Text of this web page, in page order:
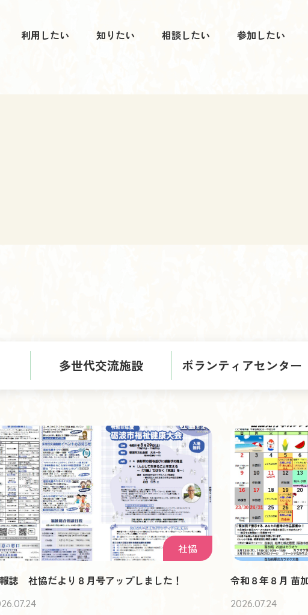
利用したい 知りたい 相談したい 参加したい
多世代交流施設 ボランティアセンター
誌 社協だより８月号アップしました！
社協
令和８年８月 苗
2026.07.24